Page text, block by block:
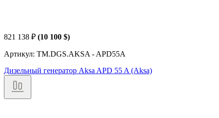
821 138 ₽ (10 100 $)
Артикул: TM.DGS.AKSA - APD55A
Дизельный генератор Aksa APD 55 A (Aksa)